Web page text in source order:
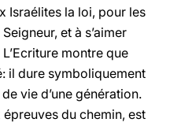
Israélites la loi, pour les
et à s’aimer
montre que
il dure symboliquement
vie d’une génération.
du chemin, est